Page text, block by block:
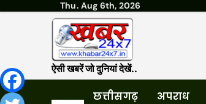
Thu. Aug 6th, 2026
ऐसी खबरें जो दुनियां देखें..
छत्तीसगढ़ अपराध